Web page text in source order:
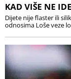
KAD VIŠE NE
Dijete nije flaster ili
odnosima Loše veze